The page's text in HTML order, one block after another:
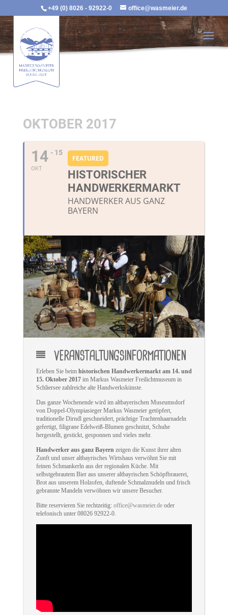
+49 (0) 8026 - 92922-0 office@wasmeier.de
OKTOBER 2017
14
OKT
- 15
FEATURED
HISTORISCHER
HANDWERKERMARKT
HANDWERKER AUS GANZ
BAYERN
VERANSTALTUNGSINFORMATIONEN
Erleben Sie beimhistorischen Handwerkermarkt am 14. und
15. Oktober 2017im Markus Wasmeier Freilichtmuseum in
Schliersee zahlreiche alte Handwerkskünste.
Das ganze Wochenende wird im altbayerischen Museumsdorf
von Doppel-Olympiasieger Markus Wasmeier getöpfert,
traditionelle Dirndl geschneidert, prächtige Trachtenhaarnadeln
gefertigt, filigrane Edelweiß-Blumen geschnitzt, Schuhe
hergestellt, gestickt, gesponnen und vieles mehr.
Handwerker aus ganz Bayernzeigen die Kunst ihrer alten
Zunft und unser altbayrisches Wirtshaus verwöhnt Sie mit
feinen Schmankerln aus der regionalen Küche. Mit
selbstgebrautem Bier aus unserer altbayrischen Schöpfbrauerei,
Brot aus unserem Holzofen, duftende Schmalznudeln und frisch
gebrannte Mandeln verwöhnen wir unsere Besucher.
Bitte reservieren Sie rechtzeitig: office@wasmeier.deoder
telefonisch unter 08026 92922-0.